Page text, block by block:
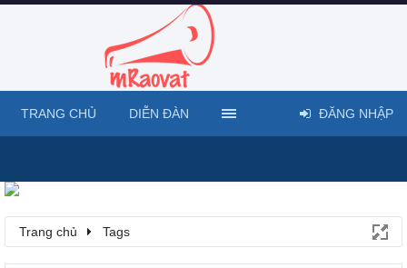
Trang chủ Tags
TRANG CHỦ DIỄN ĐÀN ĐĂNG NHẬP